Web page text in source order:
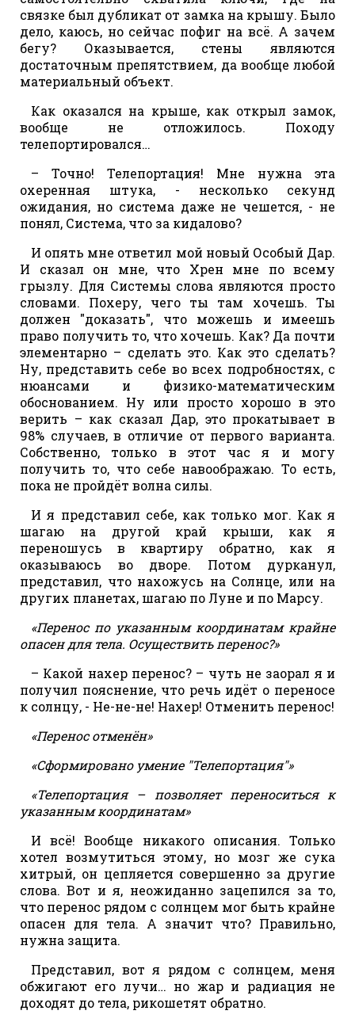
связке был дубликат от замка на крышу. Было
дело, каюсь, но сейчас пофиг на всё. А зачем
бегу? Оказывается, стены являются
достаточным препятствием, да вообще любой
материальный объект.
Как оказался на крыше, как открыл замок,
вообще не отложилось. Походу
телепортировался…
– Точно! Телепортация! Мне нужна эта
охеренная штука, - несколько секунд
ожидания, но система даже не чешется, - не
понял, Система, что за кидалово?
И опять мне ответил мой новый Особый Дар.
И сказал он мне, что Хрен мне по всему
грызлу. Для Системы слова являются просто
словами. Похеру, чего ты там хочешь. Ты
должен "доказать", что можешь и имеешь
право получить то, что хочешь. Как? Да почти
элементарно – сделать это. Как это сделать?
Ну, представить себе во всех подробностях, с
нюансами и физико-математическим
обоснованием. Ну или просто хорошо в это
верить – как сказал Дар, это прокатывает в
98% случаев, в отличие от первого варианта.
Собственно, только в этот час я и могу
получить то, что себе навоображаю. То есть,
пока не пройдёт волна силы.
И я представил себе, как только мог. Как я
шагаю на другой край крыши, как я
переношусь в квартиру обратно, как я
оказываюсь во дворе. Потом дурканул,
представил, что нахожусь на Солнце, или на
других планетах, шагаю по Луне и по Марсу.
«Перенос по указанным координатам крайне
опасен для тела. Осуществить перенос?»
– Какой нахер перенос? – чуть не заорал я и
получил пояснение, что речь идёт о переносе
к солнцу, - Не-не-не! Нахер! Отменить перенос!
«Перенос отменён»
«Сформировано умение "Телепортация"»
«Телепортация – позволяет переноситься к
указанным координатам»
И всё! Вообще никакого описания. Только
хотел возмутиться этому, но мозг же сука
хитрый, он цепляется совершенно за другие
слова. Вот и я, неожиданно зацепился за то,
что перенос рядом с солнцем мог быть крайне
опасен для тела. А значит что? Правильно,
нужна защита.
Представил, вот я рядом с солнцем, меня
обжигают его лучи… но жар и радиация не
доходят до тела, рикошетят обратно.